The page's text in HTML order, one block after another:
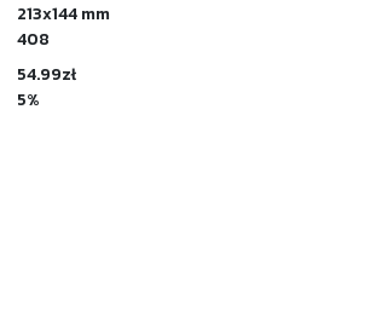
213x144 mm
408
54.99zł
5%